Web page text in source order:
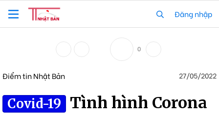
Đăng nhập
0
Điểm tin Nhật Bản 27/05/2022
Covid-19
Tình hình Corona